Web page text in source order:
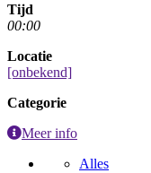
Tijd
00:00
Locatie
[onbekend]
Categorie
Meer info
Alles